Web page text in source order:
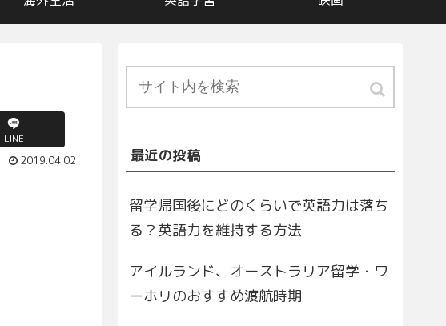
LINE
2019.04.02 最近の投稿
留学帰国後にどのくらいで英語力は落ち
る？英語力を維持する方法
アイルランド、オーストラリア留学・ワ
ーホリのおすすめ渡航時期